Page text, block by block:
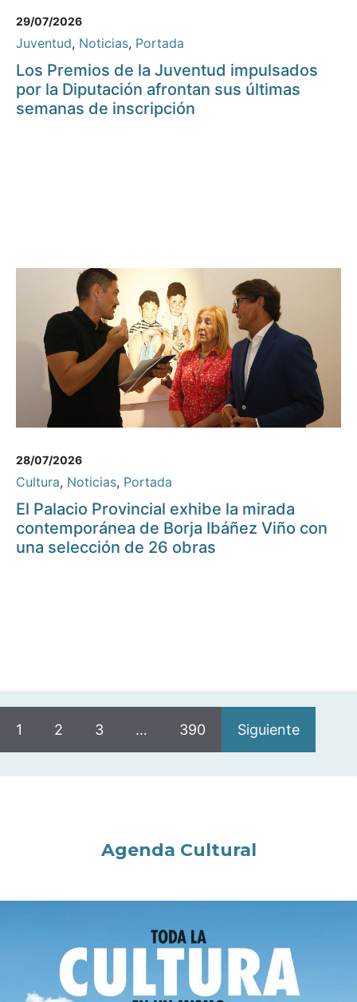
29/07/2026
Juventud, Noticias, Portada
Los Premios de la Juventud impulsados
por la Diputación afrontan sus últimas
semanas de inscripción
28/07/2026
Cultura, Noticias, Portada
El Palacio Provincial exhibe la mirada
contemporánea de Borja Ibáñez Viño con
una selección de 26 obras
1 2 3 … 390 Siguiente
Agenda Cultural